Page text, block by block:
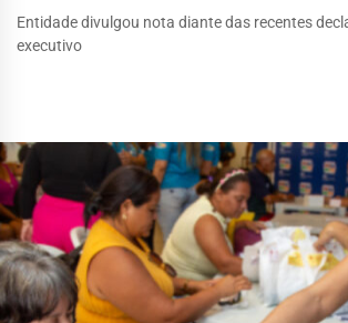
Entidade divulgou nota diante das recentes
executivo